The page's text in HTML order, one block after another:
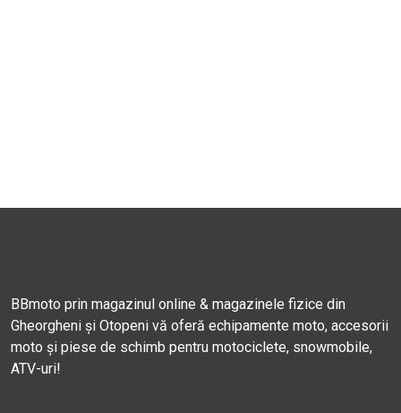
BBmoto prin magazinul online & magazinele fizice din
Gheorgheni și Otopeni vă oferă echipamente moto, accesorii
moto și piese de schimb pentru motociclete, snowmobile,
ATV-uri!